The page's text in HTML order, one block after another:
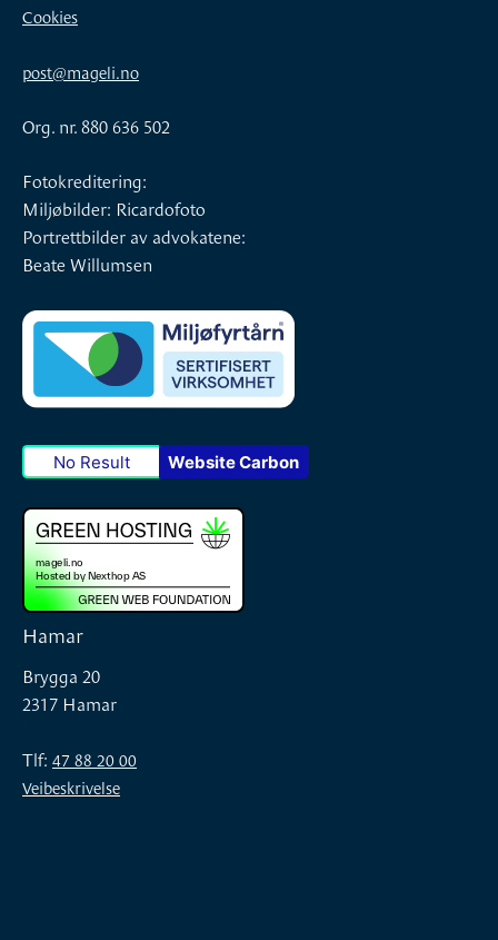
Cookies
post@mageli.no
Org. nr. 880 636 502
Fotokreditering:
Miljøbilder: Ricardofoto
Portrettbilder av advokatene:
Beate Willumsen
No Result Website Carbon
Hamar
Brygga 20
2317 Hamar
Tlf:47 88 20 00
Veibeskrivelse